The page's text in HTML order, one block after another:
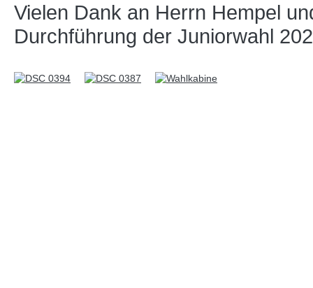
Vielen Dank an Herrn Hempel
Durchführung der Juniorwahl